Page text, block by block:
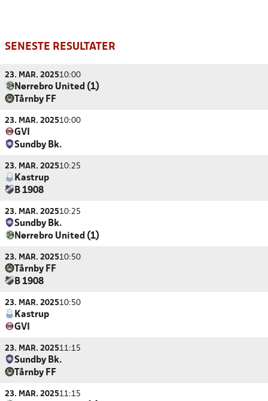
SENESTE RESULTATER
23. MAR. 202510:00
Nørrebro United (1)
Tårnby FF
23. MAR. 202510:00
GVI
Sundby Bk.
23. MAR. 202510:25
Kastrup
B 1908
23. MAR. 202510:25
Sundby Bk.
Nørrebro United (1)
23. MAR. 202510:50
Tårnby FF
B 1908
23. MAR. 202510:50
Kastrup
GVI
23. MAR. 202511:15
Sundby Bk.
Tårnby FF
23. MAR. 202511:15